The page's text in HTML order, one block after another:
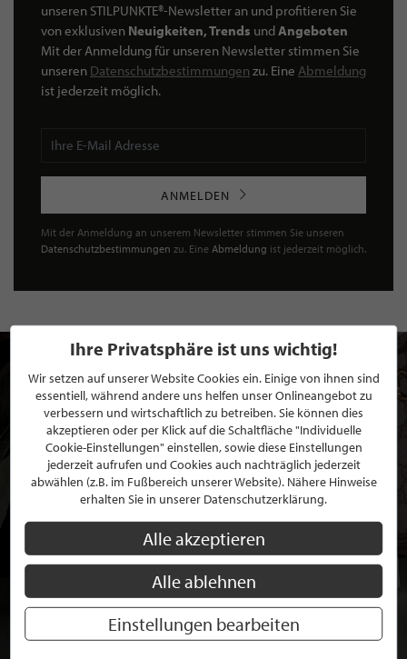
unseren STILPUNKTE®-Newsletter an und profitieren Sie
von exklusiven Neuigkeiten, Trends undAngeboten
Mit der Anmeldung für unseren Newsletter stimmen Sie
unseren Datenschutzbestimmungen zu. Eine Abmeldung
ist jederzeit möglich.
ANMELDEN
Mit der Anmeldung an unserem Newsletter stimmen Sie unseren
Datenschutzbestimmungen zu. Eine Abmeldung ist jederzeit möglich.
BEWERBEN SIE SICH FÜR EINE GRATIS
Ihre Privatsphäre ist uns wichtig!
Wir setzen auf unserer Website Cookies ein. Einige von ihnen sind
essentiell, während andere uns helfen unser Onlineangebot zu
verbessern und wirtschaftlich zu betreiben. Sie können dies
akzeptieren oder per Klick auf die Schaltfläche "Individuelle
Cookie-Einstellungen" einstellen, sowie diese Einstellungen
jederzeit aufrufen und Cookies auch nachträglich jederzeit
abwählen (z.B. im Fußbereich unserer Website). Nähere Hinweise
erhalten Sie in unserer Datenschutzerklärung.
Alle akzeptieren
Alle ablehnen
Einstellungen bearbeiten